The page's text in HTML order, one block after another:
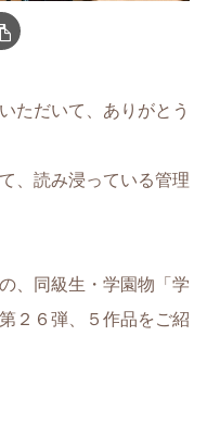
ただいて、ありがとう
、読み浸っている管理
、同級生・学園物「学
２６弾、５作品をご紹